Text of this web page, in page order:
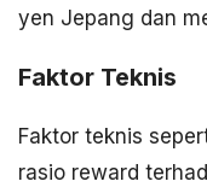
yen Jepang dan
Faktor Teknis
Faktor teknis
rasio reward